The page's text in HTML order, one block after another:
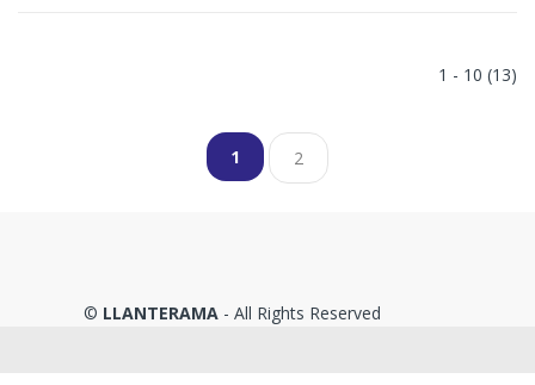
1 - 10 (13)
1 2
© LLANTERAMA - All Rights Reserved